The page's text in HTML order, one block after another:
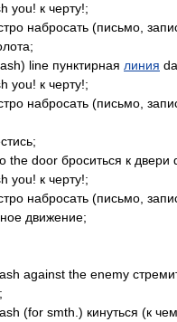
you! к черту!;
набросать (письмо,
line пунктирная линия
you! к черту!;
набросать (письмо,
the door броситься к двери
you! к черту!;
набросать (письмо,
движение;
against the enemy
(for smth.) кинуться (к